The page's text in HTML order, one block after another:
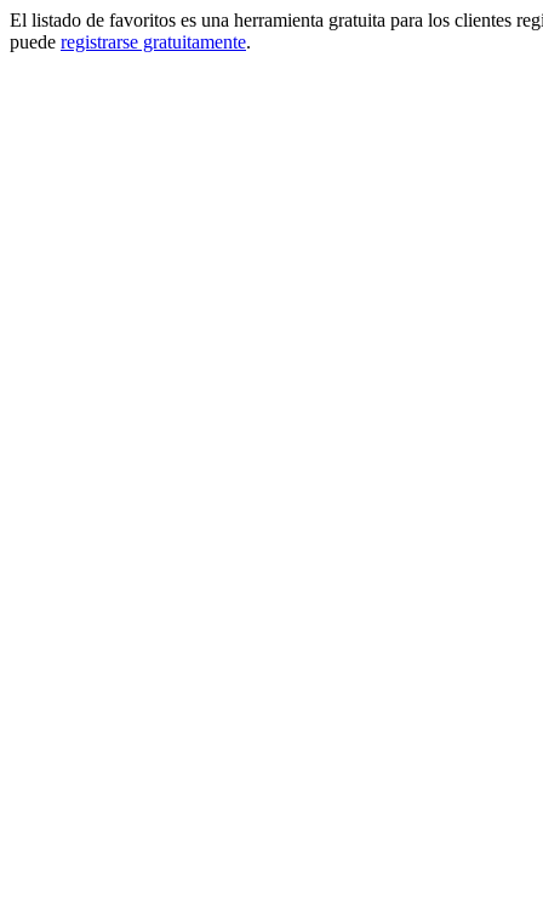
El listado de favoritos es una herramienta gratuita para los clientes
puede registrarse gratuitamente.